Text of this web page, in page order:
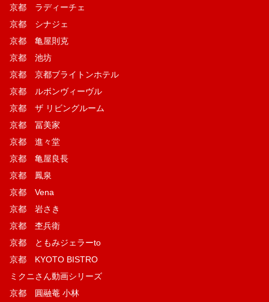
京都 ラディーチェ
京都 シナジェ
京都 亀屋則克
京都 池坊
京都 京都ブライトンホテル
京都 ルボンヴィーヴル
京都 ザ リビングルーム
京都 冨美家
京都 進々堂
京都 亀屋良長
京都 鳳泉
京都 Vena
京都 岩さき
京都 杢兵衛
京都 ともみジェラーto
京都 KYOTO BISTRO
ミクニさん動画シリーズ
京都 圓融菴 小林